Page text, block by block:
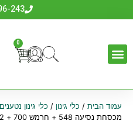
243
0
עמוד הבית/ כלי גינון / כלי גינון נטענים
מכסחת נסיעה 548 + חרמש 700 + 2 סוללות 4Ah + מטען סטיגה